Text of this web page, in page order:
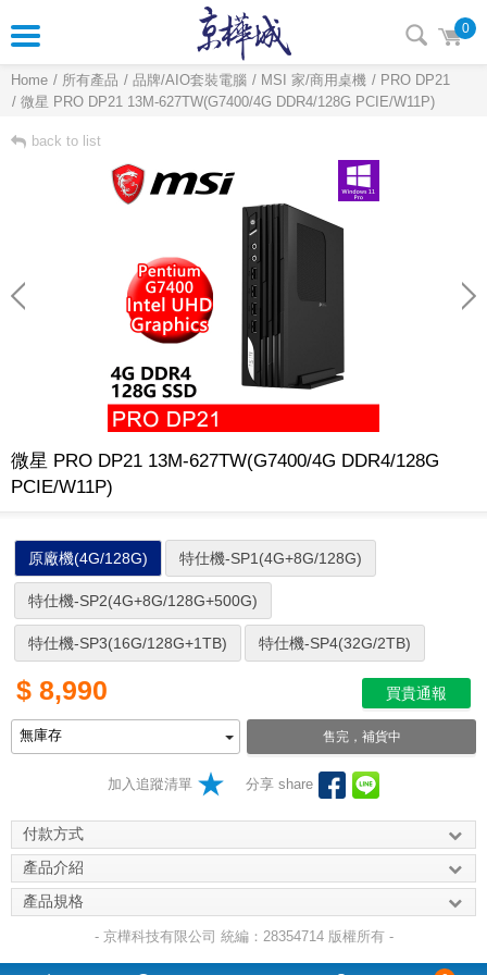
0
Home 所有產品 品牌/AIO套裝電腦 MSI 家/商用桌機
PRO DP21
微星 PRO DP21 13M-627TW(G7400/4G DDR4/128G PCIE/W11P)
back to list
微星 PRO DP21 13M-627TW(G7400/4G DDR4/128G
PCIE/W11P)
原廠機(4G/128G) 特仕機-SP1(4G+8G/128G)
特仕機-SP2(4G+8G/128G+500G)
特仕機-SP3(16G/128G+1TB) 特仕機-SP4(32G/2TB)
$ 8,990 買貴通報
售完，補貨中
加入追蹤清單 分享 share
付款方式
產品介紹
產品規格
- 京樺科技有限公司 統編：28354714 版權所有 -